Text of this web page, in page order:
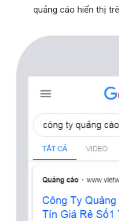
quảng cáo hiển thị